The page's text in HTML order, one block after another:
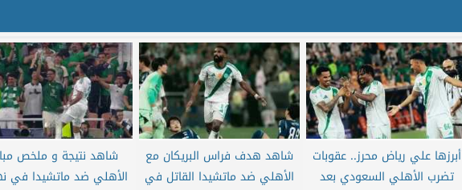
أبرزها علي رياض محرز.. عقوبات
تضرب الأهلي السعودي بعد
شاهد هدف فراس البريكان مع
الأهلي ضد ماتشيدا القاتل في
شاهد نتيجة و ملخص
الأهلي ضد ماتشيدا في